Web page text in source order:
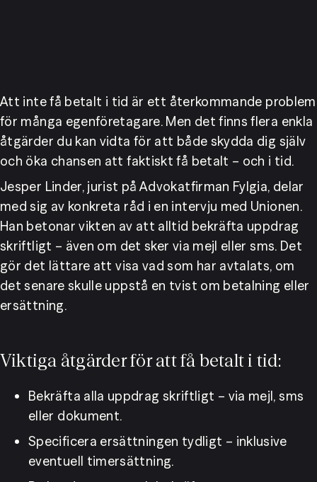
Att inte få betalt i tid är ett återkommande problem
för många egenföretagare. Men det finns flera enkla
åtgärder du kan vidta för att både skydda dig själv
och öka chansen att faktiskt få betalt – och i tid.
Jesper Linder, jurist på Advokatfirman Fylgia, delar
med sig av konkreta råd i en intervju med Unionen.
Han betonar vikten av att alltid bekräfta uppdrag
skriftligt – även om det sker via mejl eller sms. Det
gör det lättare att visa vad som har avtalats, om
det senare skulle uppstå en tvist om betalning eller
ersättning.
Viktiga åtgärder för att få betalt i tid:
Bekräfta alla uppdrag skriftligt – via mejl, sms
eller dokument.
Specificera ersättningen tydligt – inklusive
eventuell timersättning.